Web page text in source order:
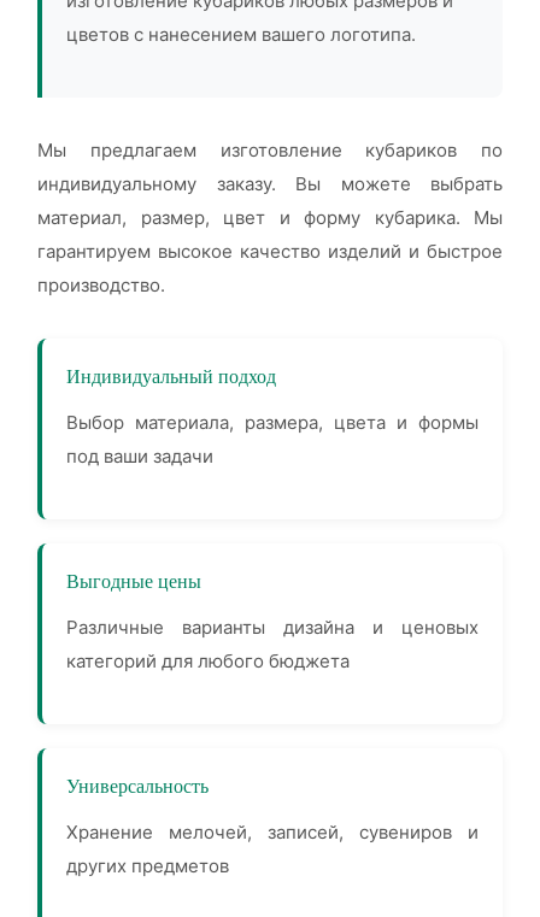
цветов с нанесением вашего логотипа.
Мы предлагаем изготовление кубариков по
индивидуальному заказу. Вы можете выбрать
материал, размер, цвет и форму кубарика. Мы
гарантируем высокое качество изделий и быстрое
производство.
Индивидуальный подход
Выбор материала, размера, цвета и формы
под ваши задачи
Выгодные цены
Различные варианты дизайна и ценовых
категорий для любого бюджета
Универсальность
Хранение мелочей, записей, сувениров и
других предметов